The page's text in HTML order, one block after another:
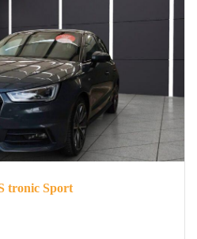
tronic Sport